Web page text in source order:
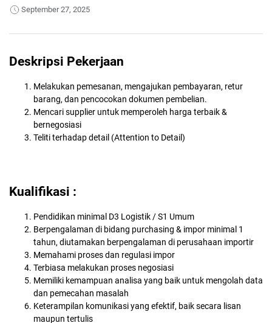
September 27, 2025
Deskripsi Pekerjaan
Melakukan pemesanan, mengajukan pembayaran, retur
barang, dan pencocokan dokumen pembelian.
Mencari supplier untuk memperoleh harga terbaik &
bernegosiasi
Teliti terhadap detail (Attention to Detail)
Kualifikasi :
Pendidikan minimal D3 Logistik / S1 Umum
Berpengalaman di bidang purchasing & impor minimal 1
tahun, diutamakan berpengalaman di perusahaan importir
Memahami proses dan regulasi impor
Terbiasa melakukan proses negosiasi
Memiliki kemampuan analisa yang baik untuk mengolah data
dan pemecahan masalah
Keterampilan komunikasi yang efektif, baik secara lisan
maupun tertulis